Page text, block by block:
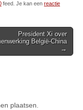
feed. Je kan een reactie
President Xi over
België-China
→
plaatsen.